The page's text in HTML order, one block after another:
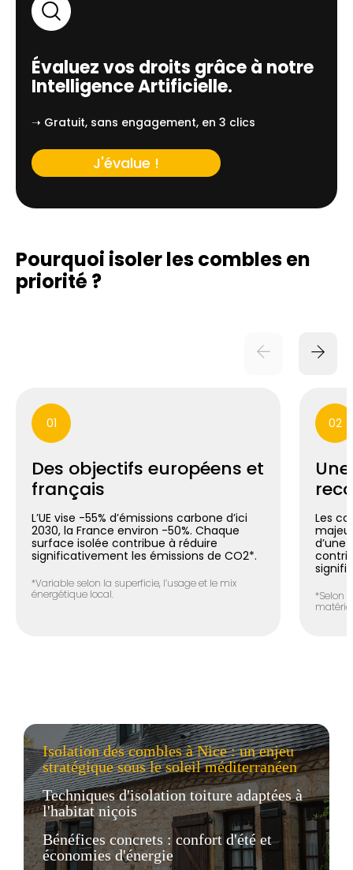
Évaluez vos droits grâce à notre
Intelligence Artificielle.
➝ Gratuit, sans engagement, en 3 clics
J'évalue !
Pourquoi isoler les combles en
priorité ?
01
Des objectifs européens et
français
L’UE vise -55% d’émissions carbone d’ici
2030, la France environ -50%. Chaque
surface isolée contribue à réduire
significativement les émissions de CO2*.
*Variable selon la superficie, l’usage et le mix
énergétique local.
02
Les
d’une
*Selon
Isolation des combles à Nice : un enjeu
stratégique sous le soleil méditerranéen
Techniques d'isolation toiture adaptées à
l'habitat niçois
Bénéfices concrets : confort d'été et
économies d'énergie